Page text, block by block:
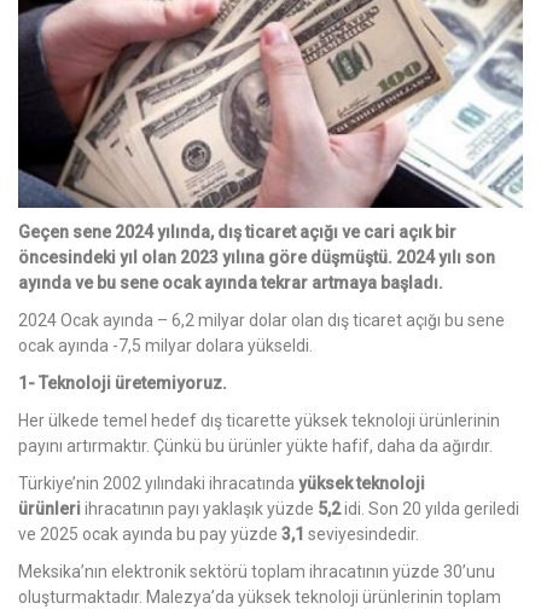
Geçen sene 2024 yılında, dış ticaret açığı ve cari açık bir
öncesindeki yıl olan 2023 yılına göre düşmüştü. 2024 yılı son
ayında ve bu sene ocak ayında tekrar artmaya başladı.
2024 Ocak ayında – 6,2 milyar dolar olan dış ticaret açığı bu sene
ocak ayında -7,5 milyar dolara yükseldi.
1- Teknoloji üretemiyoruz.
Her ülkede temel hedef dış ticarette yüksek teknoloji ürünlerinin
payını artırmaktır. Çünkü bu ürünler yükte hafif, daha da ağırdır.
Türkiye’nin 2002 yılındaki ihracatında yüksek teknoloji
ürünleriihracatının payı yaklaşık yüzde 5,2idi. Son 20 yılda geriledi
ve 2025 ocak ayında bu pay yüzde 3,1 seviyesindedir.
Meksika’nın elektronik sektörü toplam ihracatının yüzde 30’unu
oluşturmaktadır. Malezya’da yüksek teknoloji ürünlerinin toplam